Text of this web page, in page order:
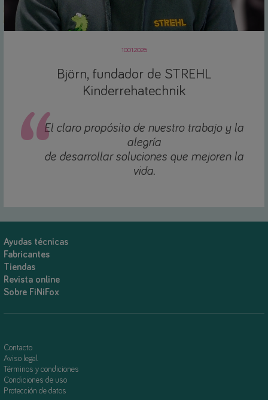
10.01.2026
Björn, fundador de STREHL
Kinderrehatechnik
El claro propósito de nuestro trabajo y la
alegría
de desarrollar soluciones que mejoren la
vida.
Ayudas técnicas
Fabricantes
Tiendas
Revista online
Sobre FiNiFox
Contacto
Aviso legal
Términos y condiciones
Condiciones de uso
Protección de datos